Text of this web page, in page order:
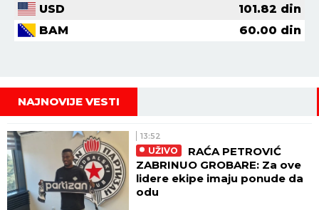
USD
101.82 din
BAM
60.00 din
NAJNOVIJE VESTI
13:52
UŽIVO
RAĆA PETROVIĆ
ZABRINUO GROBARE: Za ove
lidere ekipe imaju ponude da
odu